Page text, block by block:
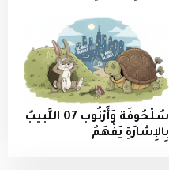
سُلْحُوفَة وَأَرْنُوب 07 اللَّبيبُ
بِالإِشارَةِ يَفْهَمُ